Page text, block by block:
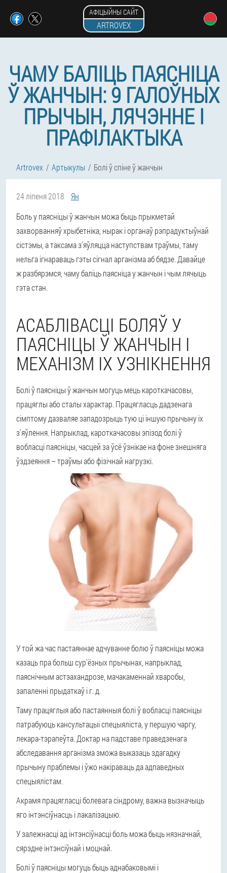
АФІЦЫЙНЫ САЙТ
ARTROVEX
ЧАМУ БАЛІЦЬ ПАЯСНІЦА
Ў ЖАНЧЫН: 9 ГАЛОЎНЫХ
ПРЫЧЫН, ЛЯЧЭННЕ І
ПРАФІЛАКТЫКА
Artrovex Артыкулы Болі ў спіне ў жанчын
24 ліпеня 2018
Ян
Боль у паясніцы ў жанчын можа быць прыкметай
захворванняў хрыбетніка, нырак і органаў рэпрадуктыўнай
сістэмы, а таксама з'яўляцца наступствам траўмы, таму
нельга ігнараваць гэты сігнал арганізма аб бядзе. Давайце
ж разбярэмся, чаму баліць паясніца у жанчын і чым лячыць
гэта стан.
АСАБЛІВАСЦІ БОЛЯЎ У
ПАЯСНІЦЫ Ў ЖАНЧЫН І
МЕХАНІЗМ ІХ УЗНІКНЕННЯ
Болі ў паясніцы ў жанчын могуць мець кароткачасовы,
працяглы або сталы характар. Працягласць дадзенага
сімптому дазваляе западозрыць тую ці іншую прычыну іх
з'яўлення. Напрыклад, кароткачасовы эпізод болі ў
вобласці паясніцы, часцей за ўсё ўзнікае на фоне знешняга
ўздзеяння – траўмы або фізічнай нагрузкі.
У той жа час пастаяннае адчуванне болю ў паясніцы можа
казаць пра больш сур'ёзных прычынах, напрыклад,
паяснічным астэахандрозе, мачакаменнай хваробы,
запаленні прыдаткаў і г. д.
Таму працяглыя або пастаянныя болі ў вобласці паясніцы
патрабуюць кансультацыі спецыяліста, у першую чаргу,
лекара-тэрапеўта. Доктар на падставе праведзенага
абследавання арганізма зможа выказаць здагадку
прычыну праблемы і ўжо накіраваць да адпаведных
спецыялістам.
Акрамя працягласці болевага сіндрому, важна вызначыць
яго інтэнсіўнасць і лакалізацыю.
У залежнасці ад інтэнсіўнасці боль можа быць нязначнай,
сярэдне інтэнсіўнай і моцнай.
Болі ў паясніцы могуць быць аднабаковымі і